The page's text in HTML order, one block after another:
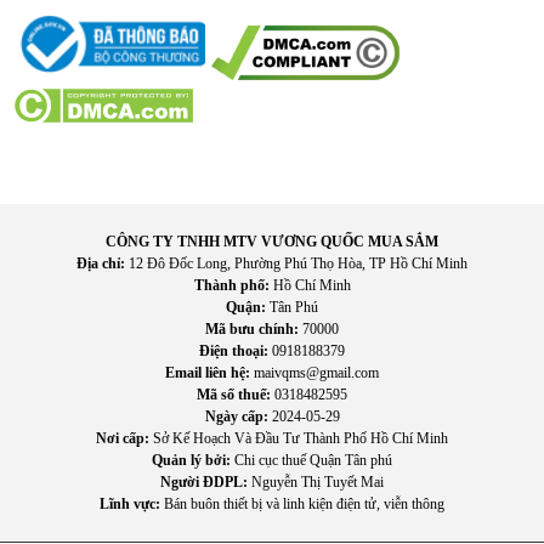
giúp máy hoạt động hoàn toàn độc lập với ổ điện. Điều này
giúp bạn sử dụng máy ở bất kỳ đâu - từ phòng khách, phòng
ngủ đến phòng làm việc - mà không bị hạn chế bởi vị trí ổ
điện. Pin AA cũng dễ tìm mua và thay thế khi cần.
Công nghệ xung điện TENS tiên tiến kích thích cơ hiệu quả
giúp giảm mỏi, căng cứng nhanh chóng.
Nhiều mức cường độ điều chỉnh linh hoạt phù hợp nhiều
vùng cơ và nhu cầu người dùng khác nhau.
Dễ sử dụng tại nhà với các nút bấm trực quan, không cần kỹ
Thiết kế nhỏ gọn, nhẹ dễ mang theo khi di chuyển hoặc
dùng ở văn phòng, phòng ngủ.
Đầu dán cao cấp an toàn cho da, ôm sát vùng cần
CÔNG TY TNHH MTV VƯƠNG QUỐC MUA SẮM
Địa chỉ: 12 Đô Đốc Long, Phường Phú Thọ Hòa, TP Hồ Chí Minh
Thành phố: Hồ Chí Minh
Quận: Tân Phú
Mã bưu chính: 70000
Điện thoại: 0918188379
Email liên hệ: maivqms@gmail.com
Mã số thuế: 0318482595
Ngày cấp: 2024-05-29
Nơi cấp: Sở Kế Hoạch Và Đầu Tư Thành Phố Hồ Chí Minh
Quản lý bởi: Chi cục thuế Quận Tân phú
Người ĐDPL: Nguyễn Thị Tuyết Mai
Lĩnh vực: Bán buôn thiết bị và linh kiện điện tử, viễn thông